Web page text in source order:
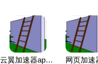
云翼加速器app官方下载 网页加速